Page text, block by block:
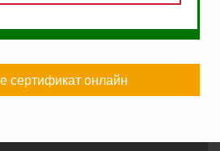
сертификат онлайн